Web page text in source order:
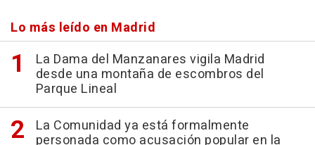
Lo más leído en Madrid
La Dama del Manzanares vigila Madrid
desde una montaña de escombros del
Parque Lineal
La Comunidad ya está formalmente
personada como acusación popular en la